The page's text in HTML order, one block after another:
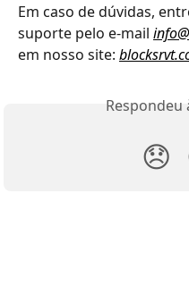
Em caso de dúvidas,
suporte pelo e-mail
em nosso site:
Respondeu
😞